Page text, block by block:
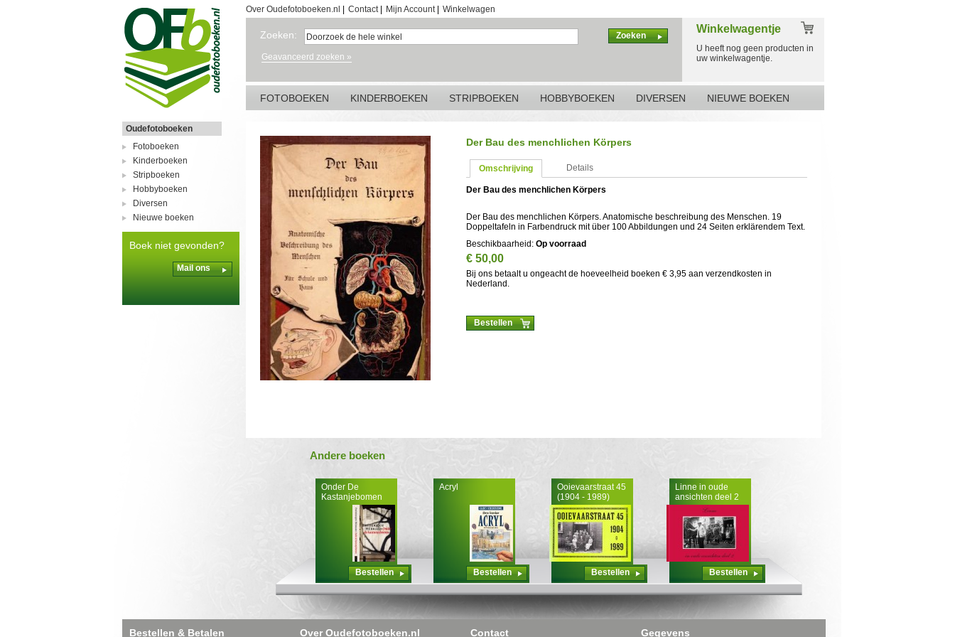
Over Oudefotoboeken.nl Contact| Mijn Account| Winkelwagen
Zoeken: Zoeken
Geavanceerd zoeken »
Winkelwagentje
U heeft nog geen producten in
uw winkelwagentje.
FOTOBOEKEN KINDERBOEKEN STRIPBOEKEN HOBBYBOEKEN DIVERSEN NIEUWE BOEKEN
Oudefotoboeken
Fotoboeken
Kinderboeken
Stripboeken
Hobbyboeken
Diversen
Nieuwe boeken
Boek niet gevonden?
Mail ons
Der Bau des menchlichen Körpers
Omschrijving Details
Der Bau des menchlichen Körpers
Der Bau des menchlichen Körpers. Anatomische beschreibung des Menschen. 19
Doppeltafeln in Farbendruck mit über 100 Abbildungen und 24 Seiten erklärendem Text.
Beschikbaarheid: Op voorraad
€ 50,00
Bij ons betaalt u ongeacht de hoeveelheid boeken € 3,95 aan verzendkosten in
Nederland.
Bestellen
Andere boeken
Onder De
Kastanjebomen
Bestellen
Acryl
Bestellen
Ooievaarstraat 45
(1904 - 1989)
Bestellen
Linne in oude
ansichten deel 2
Bestellen
Bestellen & Betalen Over Oudefotoboeken.nl Contact Gegevens